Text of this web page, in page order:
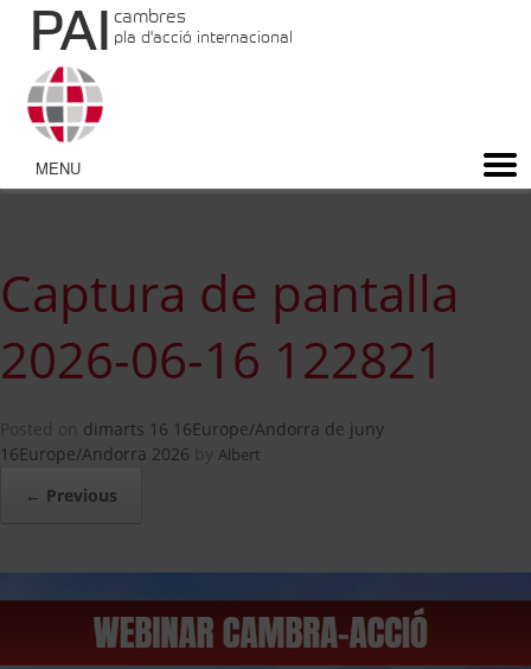
PAI cambres
pla d'acció internacional
Captura de pantalla
2026-06-16 122821
Posted on dimarts 16 16Europe/Andorra de juny
16Europe/Andorra 2026 by Albert
← Previous